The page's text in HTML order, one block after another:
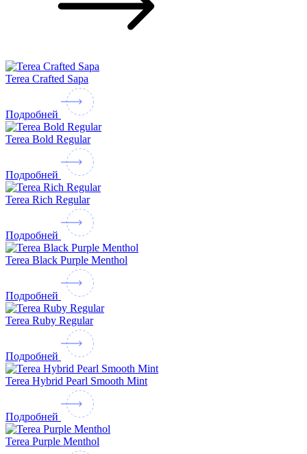
Terea Crafted Sapa
Подробней
Terea Bold Regular
Подробней
Terea Rich Regular
Подробней
Terea Black Purple Menthol
Подробней
Terea Ruby Regular
Подробней
Terea Hybrid Pearl Smooth Mint
Подробней
Terea Purple Menthol